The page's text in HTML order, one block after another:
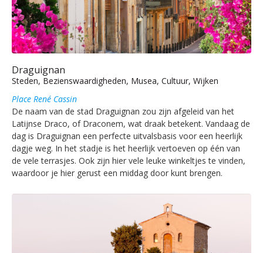
Draguignan
Steden, Bezienswaardigheden, Musea, Cultuur, Wijken
Place René Cassin
De naam van de stad Draguignan zou zijn afgeleid van het
Latijnse Draco, of Draconem, wat draak betekent. Vandaag de
dag is Draguignan een perfecte uitvalsbasis voor een heerlijk
dagje weg. In het stadje is het heerlijk vertoeven op één van
de vele terrasjes. Ook zijn hier vele leuke winkeltjes te vinden,
waardoor je hier gerust een middag door kunt brengen.